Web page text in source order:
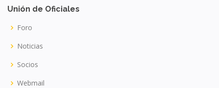
Unión de Oficiales
Foro
Noticias
Socios
Webmail